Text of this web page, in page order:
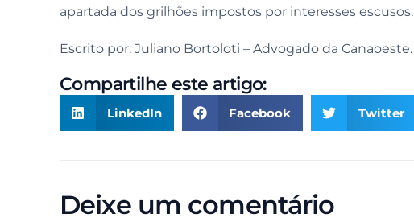
apartada dos grilhões impostos por interesses escusos.
Escrito por: Juliano Bortoloti – Advogado da Canaoeste.
Compartilhe este artigo:
LinkedIn Facebook Twitter
Deixe um comentário